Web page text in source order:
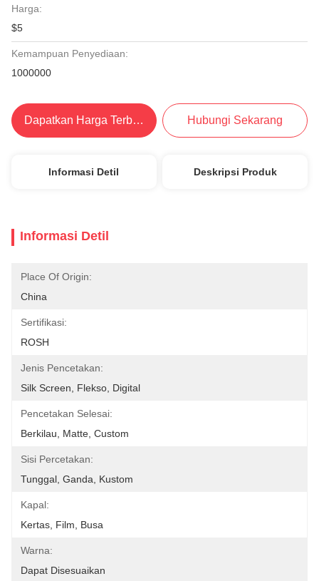
Harga:
$5
Kemampuan Penyediaan:
1000000
Dapatkan Harga Terbaik Hubungi Sekarang
Informasi Detil Deskripsi Produk
Informasi Detil
Place Of Origin:
China
Sertifikasi:
ROSH
Jenis Pencetakan:
Silk Screen, Flekso, Digital
Pencetakan Selesai:
Berkilau, Matte, Custom
Sisi Percetakan:
Tunggal, Ganda, Kustom
Kapal:
Kertas, Film, Busa
Warna:
Dapat Disesuaikan